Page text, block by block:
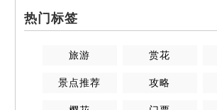
热门标签
旅游 赏花
景点推荐 攻略